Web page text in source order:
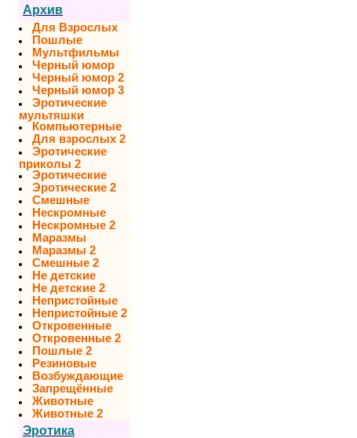
Архив
Для Взрослых
Пошлые
Мультфильмы
Черный юмор
Черный юмор 2
Черный юмор 3
Эротические
мультяшки
Компьютерные
Для взрослых 2
Эротические
приколы 2
Эротические
Эротические 2
Смешные
Нескромные
Нескромные 2
Маразмы
Маразмы 2
Смешные 2
Не детские
Не детские 2
Непристойные
Непристойные 2
Откровенные
Откровенные 2
Пошлые 2
Резиновые
Возбуждающие
Запрещённые
Животные
Животные 2
Эротика